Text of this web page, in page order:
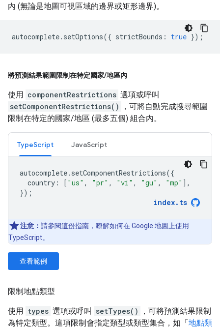
內 (無論是地圖可視區域的邊界或矩形邊界)。
autocomplete. setOptions({ strictBounds : true });
將預測結果範圍限制在特定國家/地區內
使用 componentRestrictions 選項或呼叫
setComponentRestrictions()
，可將自動完成搜尋範圍
限制在特定的國家/地區 (最多五個) 組合內。
TypeScript JavaScript
autocomplete. setComponentRestrictions({
country : [ "us" , "pr" , "vi" , "gu" , "mp" ],
});
index. ts
注意： 請參閱這份指南 ，瞭解如何在 Google 地圖上使用
TypeScript。
查看範例
限制地點類型
使用 types 選項或呼叫 setTypes()
，可將預測結果限制
為特定類型。這項限制會指定類型或類型集合，如「地點類